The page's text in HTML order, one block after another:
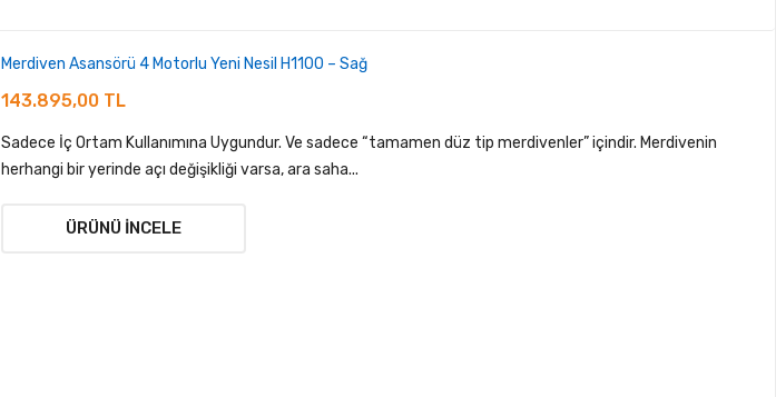
Merdiven Asansörü 4 Motorlu Yeni Nesil H1100 – Sağ
143.895,00 TL
Sadece İç Ortam Kullanımına Uygundur. Ve sadece “tamamen düz tip merdivenler” içindir. Merdivenin
herhangi bir yerinde açı değişikliği varsa, ara saha...
ÜRÜNÜ İNCELE